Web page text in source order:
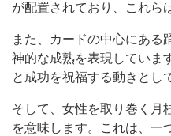
が配置されており、これら
また、カードの中心にある
神的な成熟を表現していま
と成功を祝福する動きとし
そして、女性を取り巻く月
を意味します。これは、一